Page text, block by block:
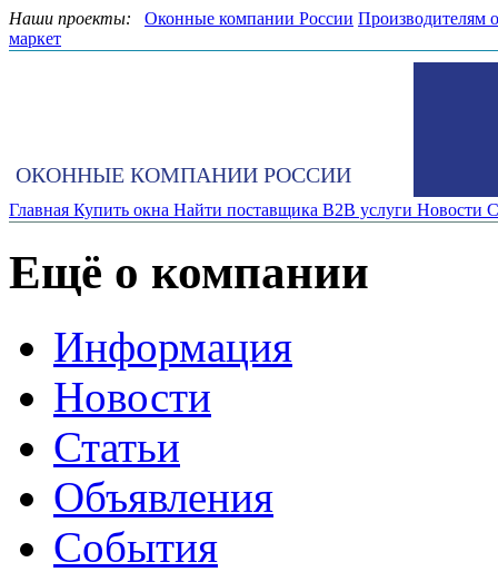
Наши проекты: Оконные компании России Производителям
маркет
ОКОННЫЕ КОМПАНИИ РОССИИ
Главная Купить окна Найти поставщика B2B услуги Новости
Ещё о компании
Информация
Новости
Статьи
Объявления
События